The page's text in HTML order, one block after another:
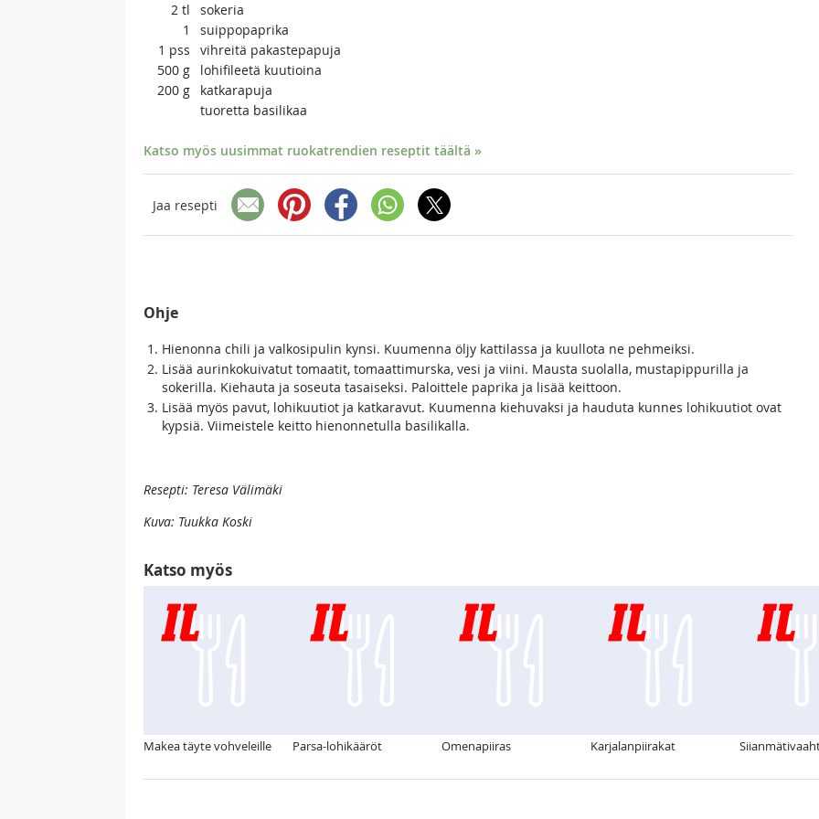
2 tl
sokeria
1
suippopaprika
1 pss
vihreitä pakastepapuja
500 g
lohifileetä kuutioina
200 g
katkarapuja
tuoretta basilikaa
Katso myös uusimmat ruokatrendien reseptit täältä »
Jaa resepti
Ohje
Hienonna chili ja valkosipulin kynsi. Kuumenna öljy kattilassa ja kuullota ne pehmeiksi.
Lisää aurinkokuivatut tomaatit, tomaattimurska, vesi ja viini. Mausta suolalla, mustapippurilla ja
sokerilla. Kiehauta ja soseuta tasaiseksi. Paloittele paprika ja lisää keittoon.
Lisää myös pavut, lohikuutiot ja katkaravut. Kuumenna kiehuvaksi ja hauduta kunnes lohikuutiot ovat
kypsiä. Viimeistele keitto hienonnetulla basilikalla.
Resepti: Teresa Välimäki
Kuva: Tuukka Koski
Katso myös
Makea täyte vohveleille Parsa-lohikääröt Omenapiiras Karjalanpiirakat